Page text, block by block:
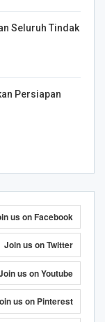
Seluruh Tindak
Persiapan
us on Facebook
Join us on Twitter
us on Youtube
us on Pinterest